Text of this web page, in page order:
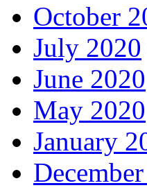
October
July 2020
June 2020
May 2020
January